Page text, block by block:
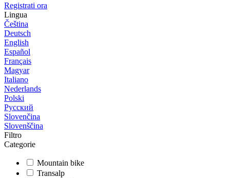
Registrati ora
Lingua
Čeština
Deutsch
English
Español
Français
Magyar
Italiano
Nederlands
Polski
Русский
Slovenčina
Slovenščina
Filtro
Categorie
Mountain bike
Transalp